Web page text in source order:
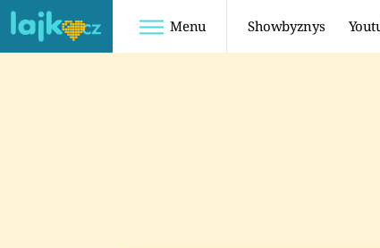
Menu Showbyznys